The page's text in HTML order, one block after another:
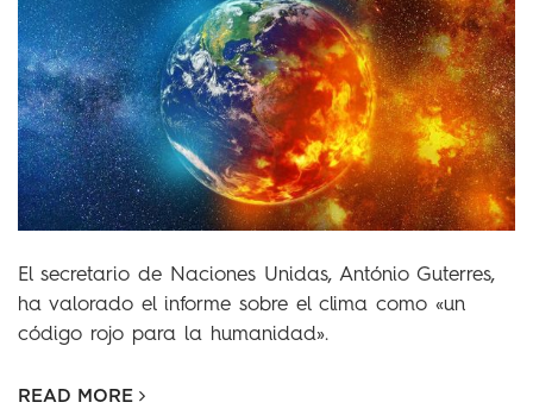
El secretario de Naciones Unidas, António Guterres,
ha valorado el informe sobre el clima como «un
código rojo para la humanidad».
READ MORE